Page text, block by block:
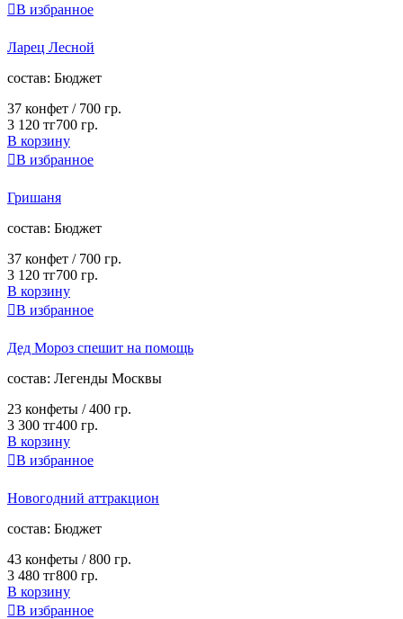
В избранное
Ларец Лесной
cостав: Бюджет
37 конфет / 700 гр.
3 120 тг700 гр.
В корзину
В избранное
Гришаня
cостав: Бюджет
37 конфет / 700 гр.
3 120 тг700 гр.
В корзину
В избранное
Дед Мороз спешит на помощь
cостав: Легенды Москвы
23 конфеты /400 гр.
3 300 тг400 гр.
В корзину
В избранное
Новогодний аттракцион
cостав: Бюджет
43 конфеты /800 гр.
3 480 тг800 гр.
В корзину
В избранное